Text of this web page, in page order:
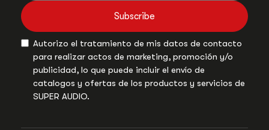
Subscribe
Autorizo el tratamiento de mis datos de contacto
para realizar actos de marketing, promoción y/o
publicidad, lo que puede incluir el envío de
catalogos y ofertas de los productos y servicios de
SUPER AUDIO.